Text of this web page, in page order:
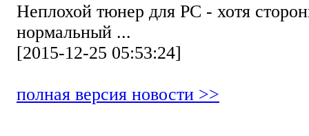
Неплохой тюнер для РС - хотя
нормальный ...
[2015-12-25 05:53:24]
полная версия новости >>